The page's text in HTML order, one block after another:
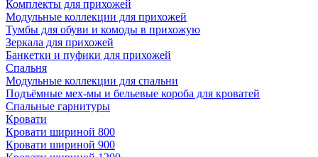
Комплекты для прихожей
Модульные коллекции для прихожей
Тумбы для обуви и комоды в прихожую
Зеркала для прихожей
Банкетки и пуфики для прихожей
Спальня
Модульные коллекции для спальни
Подъёмные мех-мы и бельевые короба для кроватей
Спальные гарнитуры
Кровати
Кровати шириной 800
Кровати шириной 900